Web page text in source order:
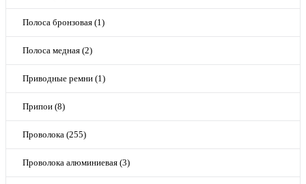
Полоса бронзовая (1)
Полоса медная (2)
Приводные ремни (1)
Припои (8)
Проволока (255)
Проволока алюминиевая (3)